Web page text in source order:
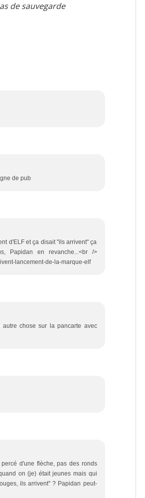
de sauvegarde
de pub
d'ELF et ça disait "ils arrivent" ça
Papidan en revanche...<br />
lancement-de-la-marque-elf
chose sur la pancarte avec
d'une flèche, pas des ronds
on (je) était jeunes mais qui
ils arrivent" ? Papidan peut-